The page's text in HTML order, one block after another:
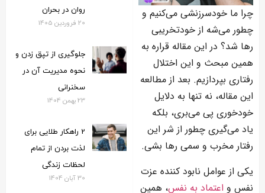
چرا ما خودسرزنشی می‌کنیم و
چطور می‌شه از خودتخریبی
رها شد؟ در این مقاله قراره به
همین مبحث و این اختلال
رفتاری بپردازیم. بعد از مطالعه
این مقاله، نه تنها به دلایل
خودخوری پی می‌بری، بلکه
یاد می‌گیری چطور از شر این
رفتار مخرب و سمی رها بشی.
یکی از عوامل نابود کننده عزت
نفس و اعتماد به نفس، همین
روان در بحران
20 فروردین 1405
جلوگیری از تپق زدن و
نحوه مدیریت آن در
سخنرانی
23 بهمن 1404
2 راهکار طلایی برای
لذت بردن از تمام
لحظات زندگی
30 آبان 1404